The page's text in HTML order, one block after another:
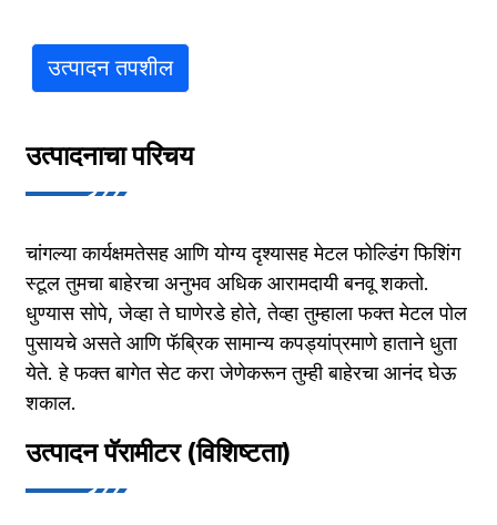
उत्पादन तपशील
उत्पादनाचा परिचय
चांगल्या कार्यक्षमतेसह आणि योग्य दृश्यासह मेटल फोल्डिंग फिशिंग
स्टूल तुमचा बाहेरचा अनुभव अधिक आरामदायी बनवू शकतो.
धुण्यास सोपे, जेव्हा ते घाणेरडे होते, तेव्हा तुम्हाला फक्त मेटल पोल
पुसायचे असते आणि फॅब्रिक सामान्य कपड्यांप्रमाणे हाताने धुता
येते. हे फक्त बागेत सेट करा जेणेकरून तुम्ही बाहेरचा आनंद घेऊ
शकाल.
उत्पादन पॅरामीटर (विशिष्टता)